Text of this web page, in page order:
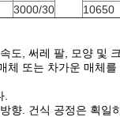
3000/30 10650
도, 써레 팔, 모양 및
체 또는 차가운 매체
향. 건식 공정은 획일